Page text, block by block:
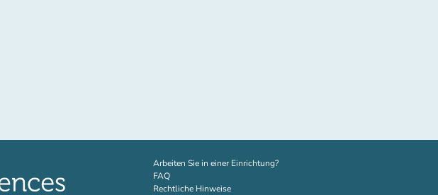
Arbeiten Sie in einer Einrichtung?(new tab)
FAQ
Rechtliche Hinweise